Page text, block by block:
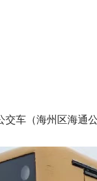
车（海州区海通